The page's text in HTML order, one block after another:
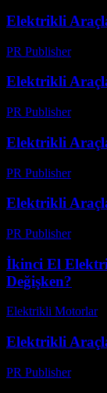
Elektrikli
PR Publisher-
Elektrikli
PR Publisher-
Elektrikli
PR Publisher-
Elektrikli
PR Publisher-
İkinci El
Değişken?
Elektrikli Motorlar-
Elektrikli
PR Publisher-